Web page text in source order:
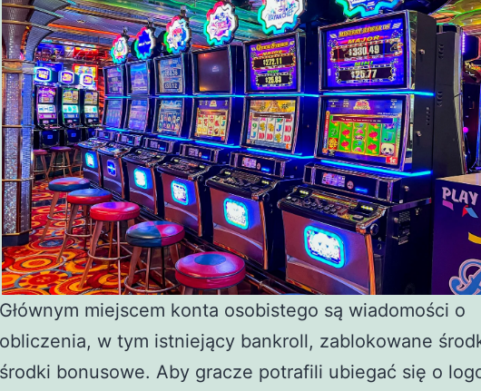
Głównym miejscem konta osobistego są wiadomości o
obliczenia, w tym istniejący bankroll, zablokowane
środki bonusowe. Aby gracze potrafili ubiegać się o